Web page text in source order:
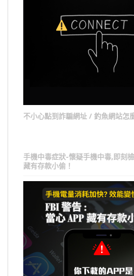
不小心點到詐騙網址 / 釣魚網站怎
手機中毒症狀-懷疑手機中毒,即刻
藏有存款小偷！